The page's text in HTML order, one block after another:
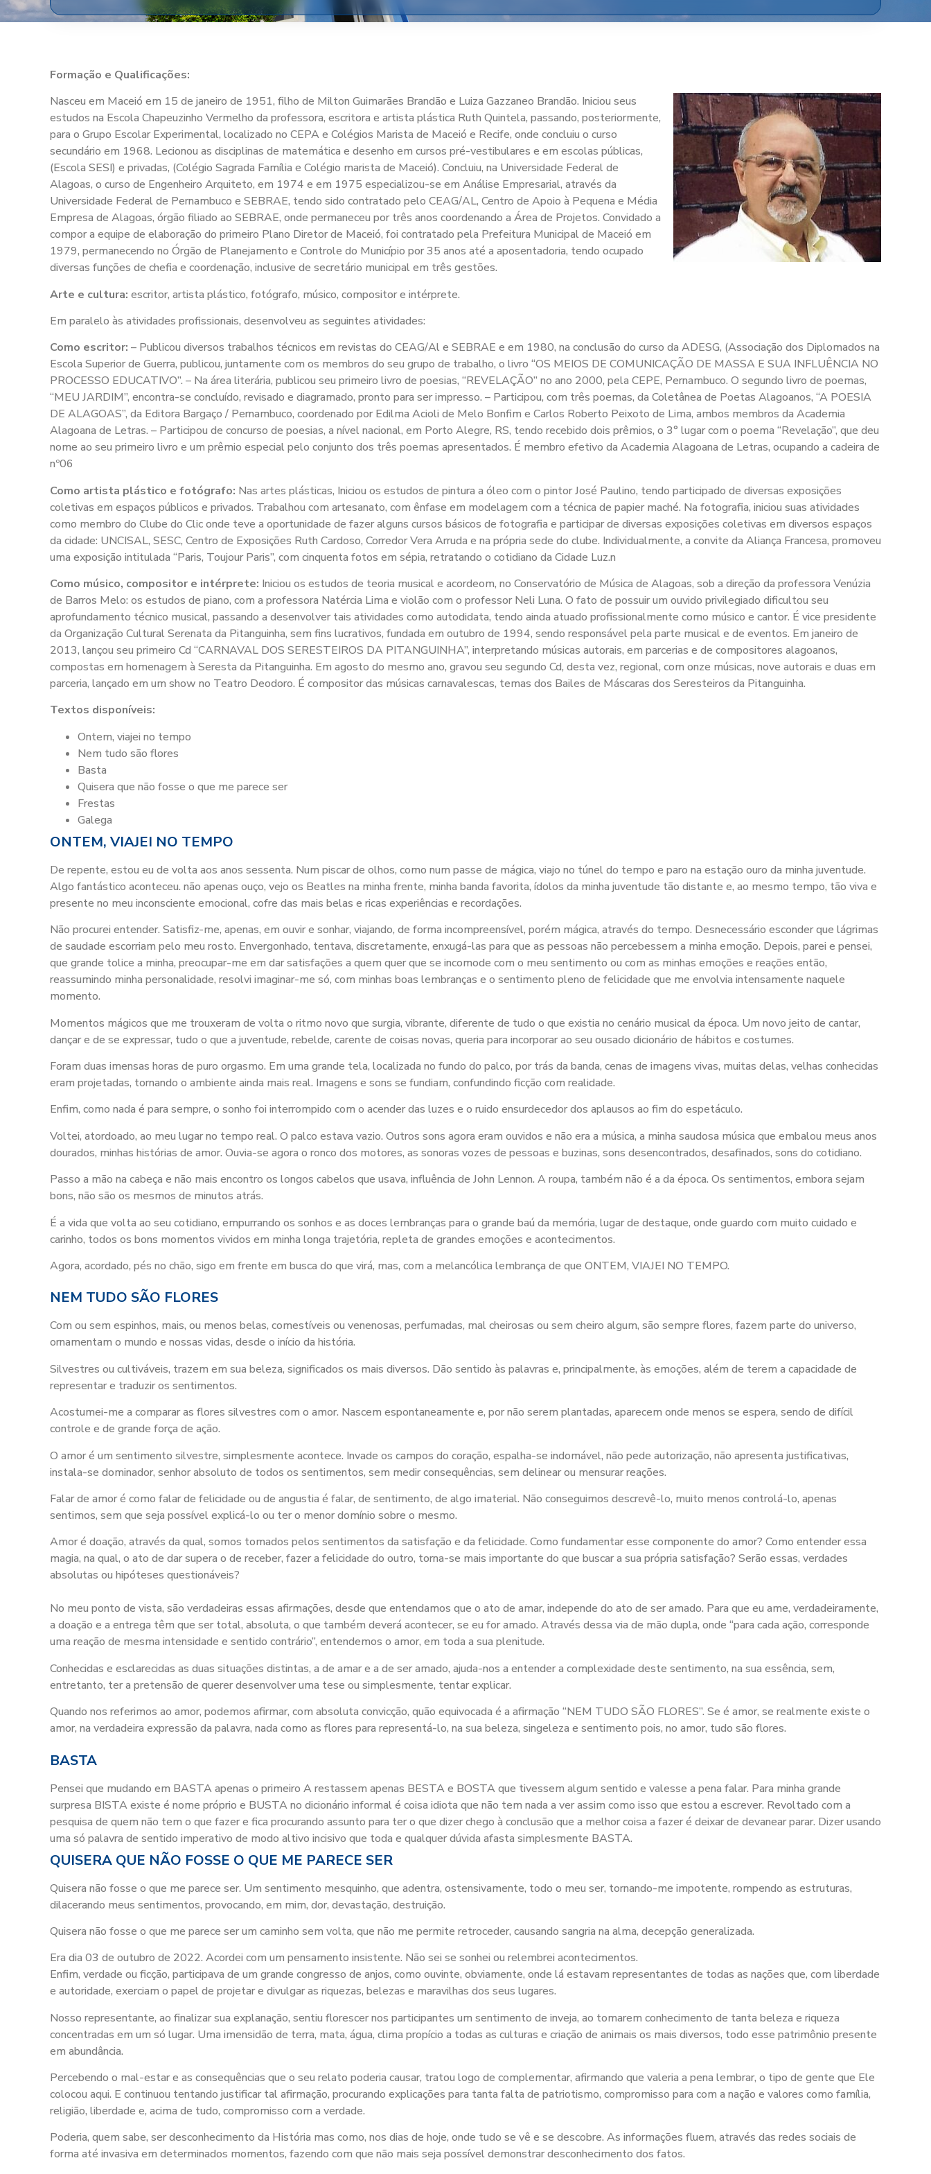
Formação e Qualificações:
Nasceu em Maceió em 15 de janeiro de 1951, filho de Milton Guimarães Brandão e Luiza Gazzaneo Brandão. Iniciou seus
estudos na Escola Chapeuzinho Vermelho da professora, escritora e artista plástica Ruth Quintela, passando, posteriormente,
para o Grupo Escolar Experimental, localizado no CEPA e Colégios Marista de Maceió e Recife, onde concluiu o curso
secundário em 1968. Lecionou as disciplinas de matemática e desenho em cursos pré-vestibulares e em escolas públicas,
(Escola SESI) e privadas, (Colégio Sagrada Família e Colégio marista de Maceió). Concluiu, na Universidade Federal de
Alagoas, o curso de Engenheiro Arquiteto, em 1974 e em 1975 especializou-se em Análise Empresarial, através da
Universidade Federal de Pernambuco e SEBRAE, tendo sido contratado pelo CEAG/AL, Centro de Apoio à Pequena e Média
Empresa de Alagoas, órgão filiado ao SEBRAE, onde permaneceu por três anos coordenando a Área de Projetos. Convidado a
compor a equipe de elaboração do primeiro Plano Diretor de Maceió, foi contratado pela Prefeitura Municipal de Maceió em
1979, permanecendo no Órgão de Planejamento e Controle do Município por 35 anos até a aposentadoria, tendo ocupado
diversas funções de chefia e coordenação, inclusive de secretário municipal em três gestões.
Arte e cultura: escritor, artista plástico, fotógrafo, músico, compositor e intérprete.
Em paralelo às atividades profissionais, desenvolveu as seguintes atividades:
Como escritor: – Publicou diversos trabalhos técnicos em revistas do CEAG/Al e SEBRAE e em 1980, na conclusão do curso da ADESG, (Associação dos Diplomados na
Escola Superior de Guerra, publicou, juntamente com os membros do seu grupo de trabalho, o livro “OS MEIOS DE COMUNICAÇÃO DE MASSA E SUA INFLUÊNCIA NO
PROCESSO EDUCATIVO”. – Na área literária, publicou seu primeiro livro de poesias, “REVELAÇÃO” no ano 2000, pela CEPE, Pernambuco. O segundo livro de poemas,
“MEU JARDIM”, encontra-se concluído, revisado e diagramado, pronto para ser impresso. – Participou, com três poemas, da Coletânea de Poetas Alagoanos, “A POESIA
DE ALAGOAS”, da Editora Bargaço / Pernambuco, coordenado por Edilma Acioli de Melo Bonfim e Carlos Roberto Peixoto de Lima, ambos membros da Academia
Alagoana de Letras. – Participou de concurso de poesias, a nível nacional, em Porto Alegre, RS, tendo recebido dois prêmios, o 3° lugar com o poema “Revelação”, que deu
nome ao seu primeiro livro e um prêmio especial pelo conjunto dos três poemas apresentados. É membro efetivo da Academia Alagoana de Letras, ocupando a cadeira de
nº06
Como artista plástico e fotógrafo: Nas artes plásticas, Iniciou os estudos de pintura a óleo com o pintor José Paulino, tendo participado de diversas exposições
coletivas em espaços públicos e privados. Trabalhou com artesanato, com ênfase em modelagem com a técnica de papier maché. Na fotografia, iniciou suas atividades
como membro do Clube do Clic onde teve a oportunidade de fazer alguns cursos básicos de fotografia e participar de diversas exposições coletivas em diversos espaços
da cidade: UNCISAL, SESC, Centro de Exposições Ruth Cardoso, Corredor Vera Arruda e na própria sede do clube. Individualmente, a convite da Aliança Francesa, promoveu
uma exposição intitulada “Paris, Toujour Paris”, com cinquenta fotos em sépia, retratando o cotidiano da Cidade Luz.n
Como músico, compositor e intérprete: Iniciou os estudos de teoria musical e acordeom, no Conservatório de Música de Alagoas, sob a direção da professora Venúzia
de Barros Melo: os estudos de piano, com a professora Natércia Lima e violão com o professor Neli Luna. O fato de possuir um ouvido privilegiado dificultou seu
aprofundamento técnico musical, passando a desenvolver tais atividades como autodidata, tendo ainda atuado profissionalmente como músico e cantor. É vice presidente
da Organização Cultural Serenata da Pitanguinha, sem fins lucrativos, fundada em outubro de 1994, sendo responsável pela parte musical e de eventos. Em janeiro de
2013, lançou seu primeiro Cd “CARNAVAL DOS SERESTEIROS DA PITANGUINHA”, interpretando músicas autorais, em parcerias e de compositores alagoanos,
compostas em homenagem à Seresta da Pitanguinha. Em agosto do mesmo ano, gravou seu segundo Cd, desta vez, regional, com onze músicas, nove autorais e duas em
parceria, lançado em um show no Teatro Deodoro. É compositor das músicas carnavalescas, temas dos Bailes de Máscaras dos Seresteiros da Pitanguinha.
Textos disponíveis:
Ontem, viajei no tempo
Nem tudo são flores
Basta
Quisera que não fosse o que me parece ser
Frestas
Galega
ONTEM, VIAJEI NO TEMPO
De repente, estou eu de volta aos anos sessenta. Num piscar de olhos, como num passe de mágica, viajo no túnel do tempo e paro na estação ouro da minha juventude.
Algo fantástico aconteceu. não apenas ouço, vejo os Beatles na minha frente, minha banda favorita, ídolos da minha juventude tão distante e, ao mesmo tempo, tão viva e
presente no meu inconsciente emocional, cofre das mais belas e ricas experiências e recordações.
Não procurei entender. Satisfiz-me, apenas, em ouvir e sonhar, viajando, de forma incompreensível, porém mágica, através do tempo. Desnecessário esconder que lágrimas
de saudade escorriam pelo meu rosto. Envergonhado, tentava, discretamente, enxugá-las para que as pessoas não percebessem a minha emoção. Depois, parei e pensei,
que grande tolice a minha, preocupar-me em dar satisfações a quem quer que se incomode com o meu sentimento ou com as minhas emoções e reações então,
reassumindo minha personalidade, resolvi imaginar-me só, com minhas boas lembranças e o sentimento pleno de felicidade que me envolvia intensamente naquele
momento.
Momentos mágicos que me trouxeram de volta o ritmo novo que surgia, vibrante, diferente de tudo o que existia no cenário musical da época. Um novo jeito de cantar,
dançar e de se expressar, tudo o que a juventude, rebelde, carente de coisas novas, queria para incorporar ao seu ousado dicionário de hábitos e costumes.
Foram duas imensas horas de puro orgasmo. Em uma grande tela, localizada no fundo do palco, por trás da banda, cenas de imagens vivas, muitas delas, velhas conhecidas
eram projetadas, tornando o ambiente ainda mais real. Imagens e sons se fundiam, confundindo ficção com realidade.
Enfim, como nada é para sempre, o sonho foi interrompido com o acender das luzes e o ruido ensurdecedor dos aplausos ao fim do espetáculo.
Voltei, atordoado, ao meu lugar no tempo real. O palco estava vazio. Outros sons agora eram ouvidos e não era a música, a minha saudosa música que embalou meus anos
dourados, minhas histórias de amor. Ouvia-se agora o ronco dos motores, as sonoras vozes de pessoas e buzinas, sons desencontrados, desafinados, sons do cotidiano.
Passo a mão na cabeça e não mais encontro os longos cabelos que usava, influência de John Lennon. A roupa, também não é a da época. Os sentimentos, embora sejam
bons, não são os mesmos de minutos atrás.
É a vida que volta ao seu cotidiano, empurrando os sonhos e as doces lembranças para o grande baú da memória, lugar de destaque, onde guardo com muito cuidado e
carinho, todos os bons momentos vividos em minha longa trajetória, repleta de grandes emoções e acontecimentos.
Agora, acordado, pés no chão, sigo em frente em busca do que virá, mas, com a melancólica lembrança de que ONTEM, VIAJEI NO TEMPO.
NEM TUDO SÃO FLORES
Com ou sem espinhos, mais, ou menos belas, comestíveis ou venenosas, perfumadas, mal cheirosas ou sem cheiro algum, são sempre flores, fazem parte do universo,
ornamentam o mundo e nossas vidas, desde o início da história.
Silvestres ou cultiváveis, trazem em sua beleza, significados os mais diversos. Dão sentido às palavras e, principalmente, às emoções, além de terem a capacidade de
representar e traduzir os sentimentos.
Acostumei-me a comparar as flores silvestres com o amor. Nascem espontaneamente e, por não serem plantadas, aparecem onde menos se espera, sendo de difícil
controle e de grande força de ação.
O amor é um sentimento silvestre, simplesmente acontece. Invade os campos do coração, espalha-se indomável, não pede autorização, não apresenta justificativas,
instala-se dominador, senhor absoluto de todos os sentimentos, sem medir consequências, sem delinear ou mensurar reações.
Falar de amor é como falar de felicidade ou de angustia é falar, de sentimento, de algo imaterial. Não conseguimos descrevê-lo, muito menos controlá-lo, apenas
sentimos, sem que seja possível explicá-lo ou ter o menor domínio sobre o mesmo.
Amor é doação, através da qual, somos tomados pelos sentimentos da satisfação e da felicidade. Como fundamentar esse componente do amor? Como entender essa
magia, na qual, o ato de dar supera o de receber, fazer a felicidade do outro, torna-se mais importante do que buscar a sua própria satisfação? Serão essas, verdades
absolutas ou hipóteses questionáveis?
No meu ponto de vista, são verdadeiras essas afirmações, desde que entendamos que o ato de amar, independe do ato de ser amado. Para que eu ame, verdadeiramente,
a doação e a entrega têm que ser total, absoluta, o que também deverá acontecer, se eu for amado. Através dessa via de mão dupla, onde “para cada ação, corresponde
uma reação de mesma intensidade e sentido contrário”, entendemos o amor, em toda a sua plenitude.
Conhecidas e esclarecidas as duas situações distintas, a de amar e a de ser amado, ajuda-nos a entender a complexidade deste sentimento, na sua essência, sem,
entretanto, ter a pretensão de querer desenvolver uma tese ou simplesmente, tentar explicar.
Quando nos referimos ao amor, podemos afirmar, com absoluta convicção, quão equivocada é a afirmação “NEM TUDO SÃO FLORES”. Se é amor, se realmente existe o
amor, na verdadeira expressão da palavra, nada como as flores para representá-lo, na sua beleza, singeleza e sentimento pois, no amor, tudo são flores.
BASTA
Pensei que mudando em BASTA apenas o primeiro A restassem apenas BESTA e BOSTA que tivessem algum sentido e valesse a pena falar. Para minha grande
surpresa BISTA existe é nome próprio e BUSTA no dicionário informal é coisa idiota que não tem nada a ver assim como isso que estou a escrever. Revoltado com a
pesquisa de quem não tem o que fazer e fica procurando assunto para ter o que dizer chego à conclusão que a melhor coisa a fazer é deixar de devanear parar. Dizer usando
uma só palavra de sentido imperativo de modo altivo incisivo que toda e qualquer dúvida afasta simplesmente BASTA.
QUISERA QUE NÃO FOSSE O QUE ME PARECE SER
Quisera não fosse o que me parece ser. Um sentimento mesquinho, que adentra, ostensivamente, todo o meu ser, tornando-me impotente, rompendo as estruturas,
dilacerando meus sentimentos, provocando, em mim, dor, devastação, destruição.
Quisera não fosse o que me parece ser um caminho sem volta, que não me permite retroceder, causando sangria na alma, decepção generalizada.
Era dia 03 de outubro de 2022. Acordei com um pensamento insistente. Não sei se sonhei ou relembrei acontecimentos.
Enfim, verdade ou ficção, participava de um grande congresso de anjos, como ouvinte, obviamente, onde lá estavam representantes de todas as nações que, com liberdade
e autoridade, exerciam o papel de projetar e divulgar as riquezas, belezas e maravilhas dos seus lugares.
Nosso representante, ao finalizar sua explanação, sentiu florescer nos participantes um sentimento de inveja, ao tomarem conhecimento de tanta beleza e riqueza
concentradas em um só lugar. Uma imensidão de terra, mata, água, clima propício a todas as culturas e criação de animais os mais diversos, todo esse patrimônio presente
em abundância.
Percebendo o mal-estar e as consequências que o seu relato poderia causar, tratou logo de complementar, afirmando que valeria a pena lembrar, o tipo de gente que Ele
colocou aqui. E continuou tentando justificar tal afirmação, procurando explicações para tanta falta de patriotismo, compromisso para com a nação e valores como família,
religião, liberdade e, acima de tudo, compromisso com a verdade.
Poderia, quem sabe, ser desconhecimento da História mas como, nos dias de hoje, onde tudo se vê e se descobre. As informações fluem, através das redes sociais de
forma até invasiva em determinados momentos, fazendo com que não mais seja possível demonstrar desconhecimento dos fatos.